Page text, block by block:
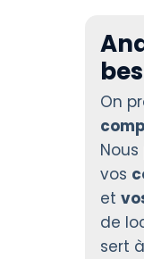
On
vos
et
de
sert